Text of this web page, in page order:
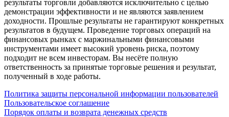
результаты торговли добавляются исключительно с целью
демонстрации эффективности и не являются заявлением
доходности. Прошлые результаты не гарантируют конкретных
результатов в будущем. Проведение торговых операций на
финансовых рынках с маржинальными финансовыми
инструментами имеет высокий уровень риска, поэтому
подходит не всем инвесторам. Вы несёте полную
ответственность за принятые торговые решения и результат,
полученный в ходе работы.
Политика защиты персональной информации пользователей
Пользовательское соглашение
Порядок оплаты и возврата денежных средств